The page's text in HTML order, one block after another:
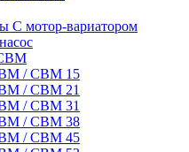
С мотор-вариатором
/ CBM 15
/ CBM 21
/ CBM 31
/ CBM 38
/ CBM 45